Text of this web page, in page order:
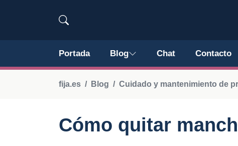
Portada Blog Chat Contacto
fija.es Blog Cuidado y mantenimiento de
Cómo quitar